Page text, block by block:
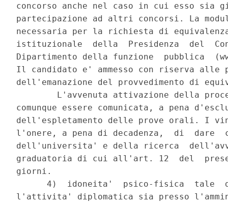
concorso anche nel caso in cui esso
partecipazione ad altri concorsi. La
necessaria per la richiesta di
istituzionale  della  Presidenza  del
Dipartimento della funzione  pubblica
Il candidato e' ammesso con riserva alle
dell'emanazione del provvedimento di
L'avvenuta attivazione della
comunque essere comunicata, a pena
dell'espletamento delle prove orali. I
l'onere, a pena di decadenza,  di  dare
dell'universita' e della ricerca
graduatoria di cui all'art. 12  del
giorni.
4)  idoneita'  psico-fisica  tale
l'attivita' diplomatica sia presso